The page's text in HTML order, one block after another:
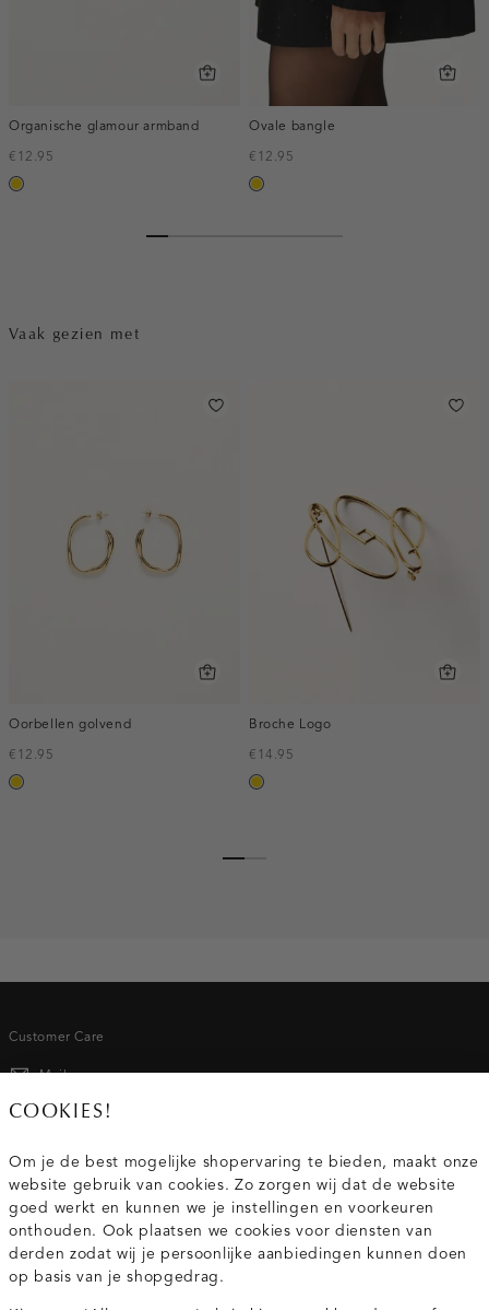
Organische glamour armband
€12.95
goud
Ovale bangle
€12.95
goud
Vaak gezien met
Oorbellen golvend
€12.95
goud
Broche Logo
€14.95
goud
Customer Care
Mail ons
020 - 3412 667
Van maandag t/m vrijdag van 8.30 uur tot 18.00 uur.
Service
Wij zijn Costes
COOKIES!
Om je de best mogelijke shopervaring te bieden, maakt onze
website gebruik van cookies. Zo zorgen wij dat de website
goed werkt en kunnen we je instellingen en voorkeuren
onthouden. Ook plaatsen we cookies voor diensten van
derden zodat wij je persoonlijke aanbiedingen kunnen doen
op basis van je shopgedrag.